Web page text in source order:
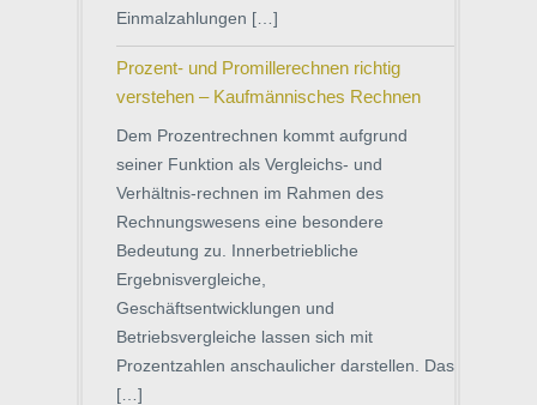
Einmalzahlungen […]
Prozent- und Promillerechnen richtig
verstehen – Kaufmännisches Rechnen
Dem Prozentrechnen kommt aufgrund
seiner Funktion als Vergleichs- und
Verhältnis-rechnen im Rahmen des
Rechnungswesens eine besondere
Bedeutung zu. Innerbetriebliche
Ergebnisvergleiche,
Geschäftsentwicklungen und
Betriebsvergleiche lassen sich mit
Prozentzahlen anschaulicher darstellen. Das
[…]